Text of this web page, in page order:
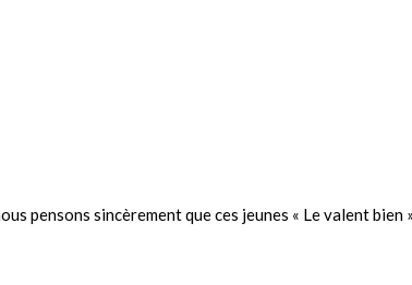
pensons sincèrement que ces jeunes « Le valent bien